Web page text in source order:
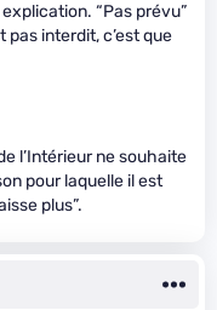
“Pas prévu”
pas interdit, c’est que
l’Intérieur ne souhaite
pour laquelle il est
plus”.